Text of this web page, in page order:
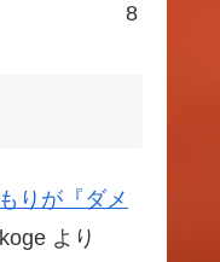
8
りが『ダメ
より